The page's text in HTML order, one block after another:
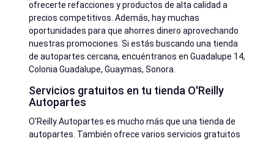
ofrecerte refacciones y productos de alta calidad a
precios competitivos. Además, hay muchas
oportunidades para que ahorres dinero aprovechando
nuestras promociones. Si estás buscando una tienda
de autopartes cercana, encuéntranos en Guadalupe 14,
Colonia Guadalupe, Guaymas, Sonora.
Servicios gratuitos en tu tienda O'Reilly
Autopartes
O'Reilly Autopartes es mucho más que una tienda de
autopartes. También ofrece varios servicios gratuitos